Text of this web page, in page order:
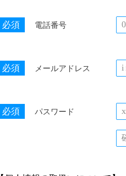
必須 電話番号
必須 メールアドレス
必須 パスワード